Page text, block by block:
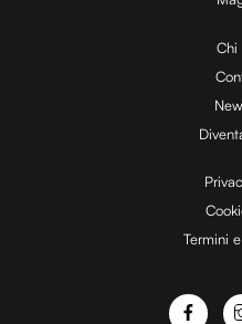
Chi
Termini